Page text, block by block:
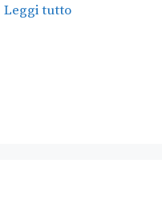
Leggi tutto